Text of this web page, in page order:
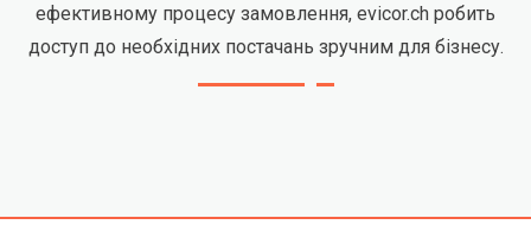
ефективному процесу замовлення, evicor.ch робить
доступ до необхідних постачань зручним для бізнесу.